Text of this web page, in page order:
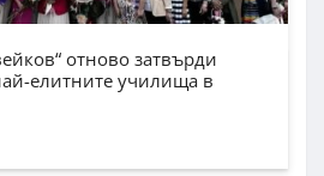
отново затвърди
елитните училища в